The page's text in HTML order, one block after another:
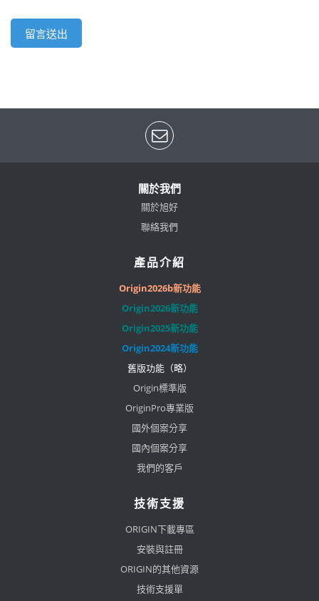
關於我們
關於旭好
聯絡我們
產品介紹
Origin2026b新功能
Origin2026新功能
Origin2025新功能
Origin2024新功能
舊版功能（略）
Origin標準版
OriginPro專業版
國外個案分享
國內個案分享
我們的客戶
技術支援
ORIGIN下載專區
安裝與註冊
ORIGIN的其他資源
技術支援單